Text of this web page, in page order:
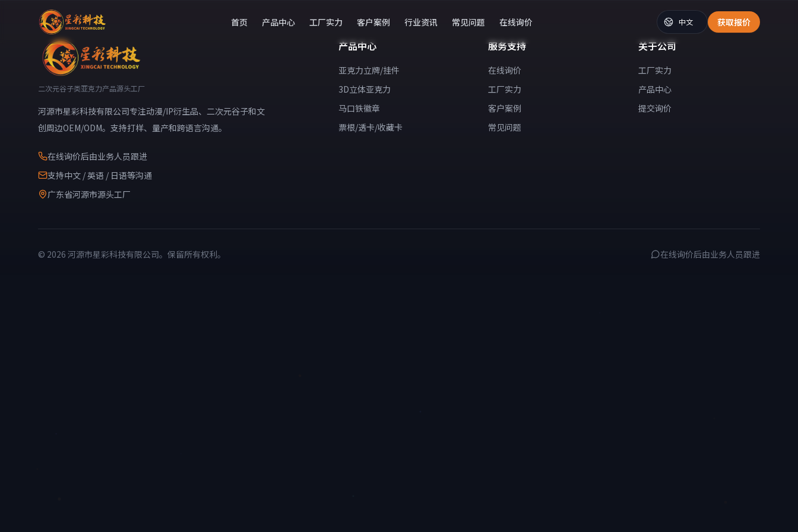
首页 产品中心 工厂实力 客户案例 行业资讯 常见问题 在线询价 获取报价
二次元谷子类亚克力产品源头工厂
河源市星彩科技有限公司专注动漫/IP衍生品、二次元谷子和文
创周边OEM/ODM。支持打样、量产和跨语言沟通。
在线询价后由业务人员跟进
支持中文 / 英语 / 日语等沟通
广东省河源市源头工厂
产品中心
亚克力立牌/挂件
3D立体亚克力
马口铁徽章
票根/透卡/收藏卡
服务支持
在线询价
工厂实力
客户案例
常见问题
关于公司
工厂实力
产品中心
提交询价
© 2026 河源市星彩科技有限公司。保留所有权利。 在线询价后由业务人员跟进